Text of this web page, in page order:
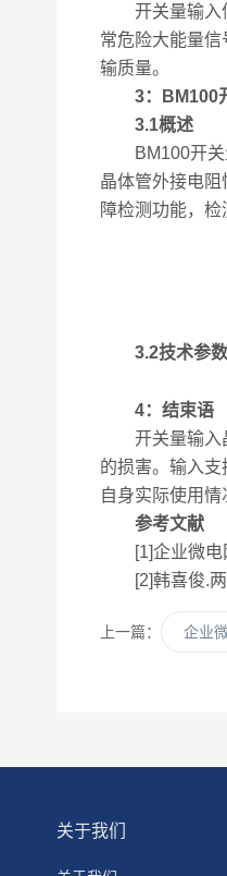
开关量输入信
常危险大能量
输质量。
3：BM100
3.1概述
BM100开关量
晶体管外接电
障检测功能，
3.2技术参数
4：结束语
开关量输入晶
的损害。输入
自身实际使用情
参考文献
[1]企业微电
[2]韩喜俊.两
上一篇： 企业
关于我们